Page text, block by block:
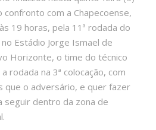
confronto com a Chapecoense,
19 horas, pela 11ª rodada do
Estádio Jorge Ismael de
Horizonte, o time do técnico
rodada na 3ª colocação, com
que o adversário, e quer fazer
seguir dentro da zona de